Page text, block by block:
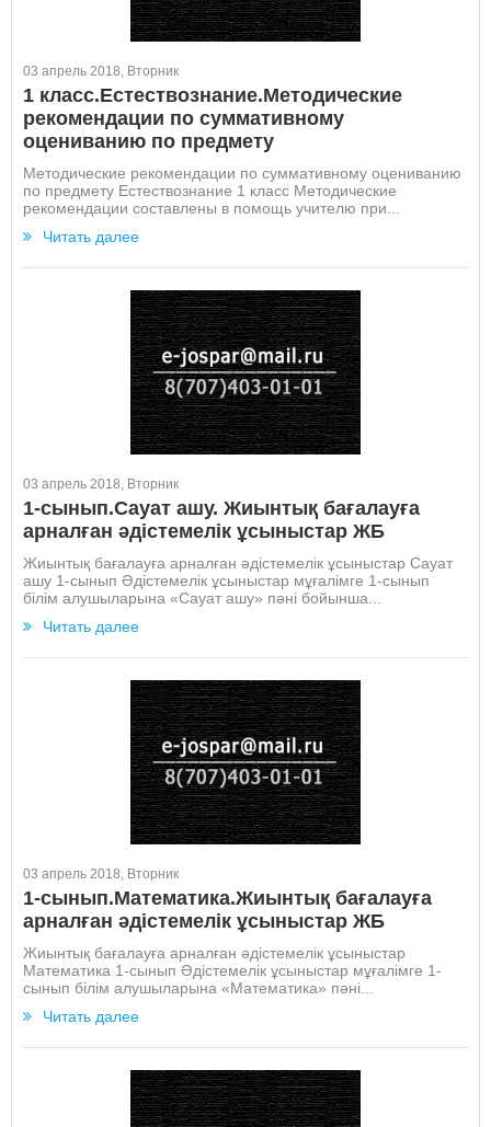
03 апрель 2018, Вторник
1 класс.Естествознание.Методические
рекомендации по суммативному
оцениванию по предмету
Методические рекомендации по суммативному оцениванию
по предмету Естествознание 1 класс Методические
рекомендации составлены в помощь учителю при...
Читать далее
03 апрель 2018, Вторник
1-сынып.Cауат ашу. Жиынтық бағалауға
арналған әдістемелік ұсыныстар ЖБ
Жиынтық бағалауға арналған әдістемелік ұсыныстар Cауат
ашу 1-сынып Әдістемелік ұсыныстар мұғалімге 1-сынып
білім алушыларына «Сауат ашу» пәні бойынша...
Читать далее
03 апрель 2018, Вторник
1-сынып.Математика.Жиынтық бағалауға
арналған әдістемелік ұсыныстар ЖБ
Жиынтық бағалауға арналған әдістемелік ұсыныстар
Математика 1-сынып Әдістемелік ұсыныстар мұғалімге 1-
сынып білім алушыларына «Математика» пәні...
Читать далее